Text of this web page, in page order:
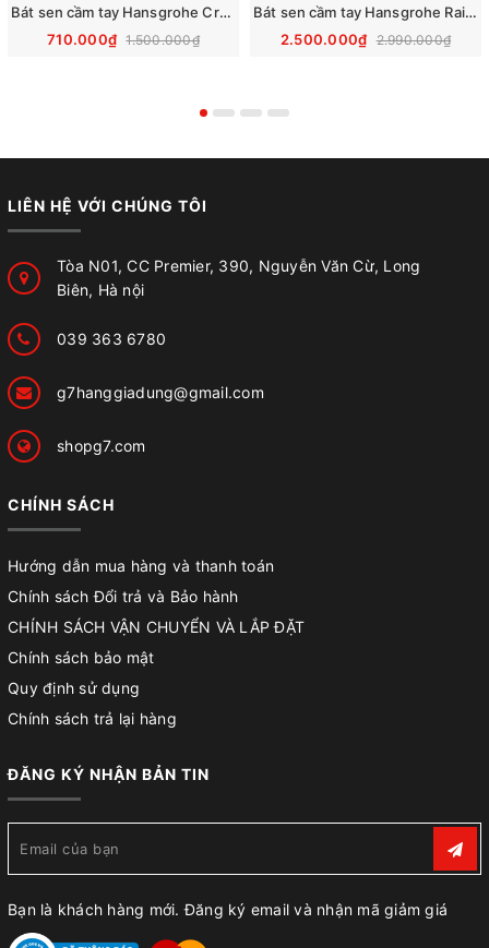
Bát sen cầm tay Hansgrohe Crometta Vario 26330400
710.000₫ 1.500.000₫
Bát sen cầm tay Hansgrohe Raindance Select S 120 3jet 26520000
2.500.000₫ 2.990.000₫
LIÊN HỆ VỚI CHÚNG TÔI
Tòa N01, CC Premier, 390, Nguyễn Văn Cừ, Long
Biên, Hà nội
039 363 6780
g7hanggiadung@gmail.com
shopg7.com
CHÍNH SÁCH
Hướng dẫn mua hàng và thanh toán
Chính sách Đổi trả và Bảo hành
CHÍNH SÁCH VẬN CHUYỂN VÀ LẮP ĐẶT
Chính sách bảo mật
Quy định sử dụng
Chính sách trả lại hàng
ĐĂNG KÝ NHẬN BẢN TIN
Bạn là khách hàng mới. Đăng ký email và nhận mã giảm giá